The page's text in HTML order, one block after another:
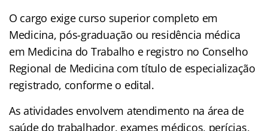
O cargo exige curso superior completo em
Medicina, pós-graduação ou residência médica
em Medicina do Trabalho e registro no Conselho
Regional de Medicina com título de especialização
registrado, conforme o edital.
As atividades envolvem atendimento na área de
saúde do trabalhador, exames médicos, perícias,